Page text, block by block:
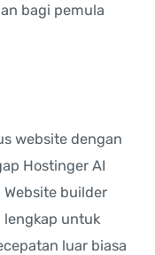
bagi pemula
website dengan
Hostinger AI
builder
lengkap untuk
luar biasa